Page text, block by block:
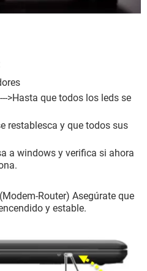
>Hasta que todos los leds se
restablesca y que todos sus
a windows y verifica si ahora
Router) Asegúrate que
y estable.